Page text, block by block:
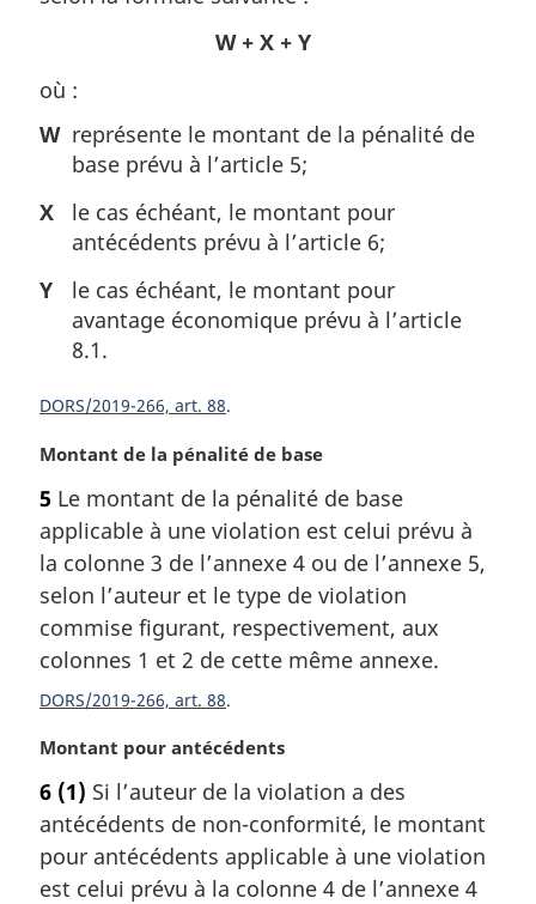
i
n
a
e
W + X + Y
où :
W représente le montant de la pénalité de
base prévu à l’article 5;
X
le cas échéant, le montant pour
antécédents prévu à l’article 6;
Y
le cas échéant, le montant pour
avantage économique prévu à l’article
8.1.
DORS/2019-266, art. 88
N
t
e
m
r
g
i
n
a
l
:
Montant de la pénalité de base
5 Le montant de la pénalité de base
applicable à une violation est celui prévu à
la colonne 3 de l’annexe 4 ou de l’annexe 5,
selon l’auteur et le type de violation
commise figurant, respectivement, aux
colonnes 1 et 2 de cette même annexe.
DORS/2019-266, art. 88
N
t
e
m
a
Montant pour antécédents
6 (1) Si l’auteur de la violation a des
antécédents de non-conformité, le montant
pour antécédents applicable à une violation
est celui prévu à la colonne 4 de l’annexe 4